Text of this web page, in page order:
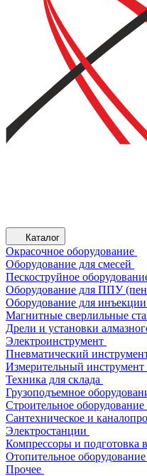
Каталог
Окрасочное оборудование
Оборудование для смесей
Пескоструйное
Оборудование для ППУ
Оборудование для
Магнитные сверлильные
Дрели и установки
Электроинструмент
Пневматический
Измерительный инструмент
Техника для склада
Грузоподъемное
Строительное
Сантехническое и
Электростанции
Компрессоры и подготовка
Отопительное оборудование
Прочее